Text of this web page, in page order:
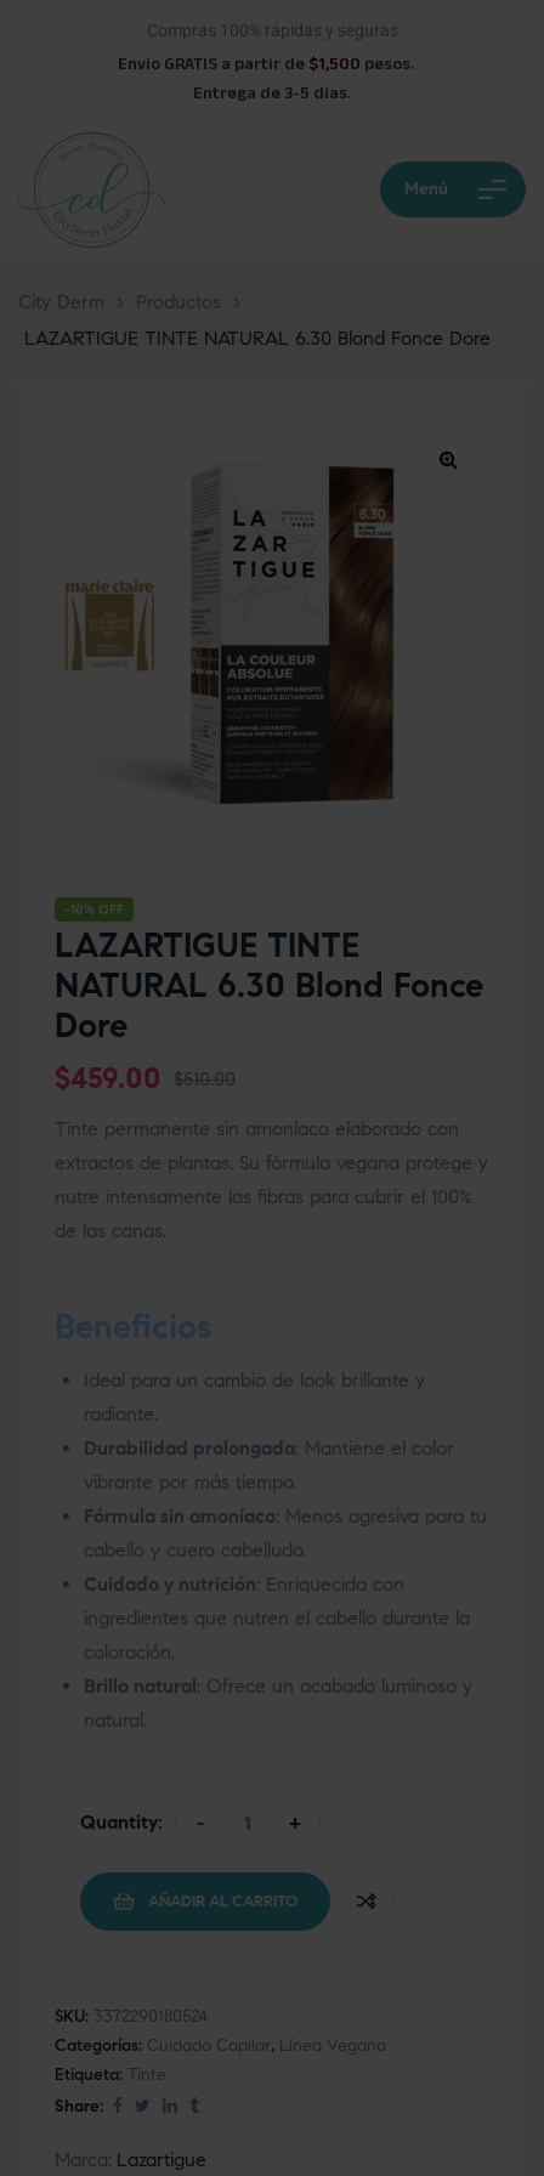
Compras 100% rápidas y seguras
Envío GRATIS a partir de $1,500 pesos.
Entrega de 3-5 días.
Menú
City Derm > Productos
>
LAZARTIGUE TINTE NATURAL 6.30 Blond Fonce Dore
-10% OFF
LAZARTIGUE TINTE
NATURAL 6.30 Blond Fonce
Dore
$510.00
$459.00
Tinte permanente sin amoníaco elaborado con
extractos de plantas. Su fórmula vegana protege y
nutre intensamente las fibras para cubrir el 100%
de las canas.
Beneficios
Ideal para un cambio de look brillante y
radiante.
Durabilidad prolongada: Mantiene el color
vibrante por más tiempo.
Fórmula sin amoníaco: Menos agresiva para tu
cabello y cuero cabelludo.
Cuidado y nutrición: Enriquecida con
ingredientes que nutren el cabello durante la
coloración.
Brillo natural: Ofrece un acabado luminoso y
natural.
Quantity: - +
AÑADIR AL CARRITO
SKU: 3372290180524
Categorías: Cuidado Capilar, Línea Vegana
Etiqueta: Tinte
Share:
Marca: Lazartigue